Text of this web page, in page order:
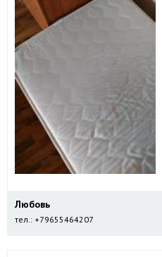
Любовь
тел.: +79655464207